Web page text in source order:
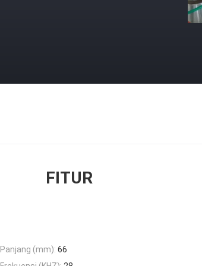
FITUR
Panjang (mm): 66